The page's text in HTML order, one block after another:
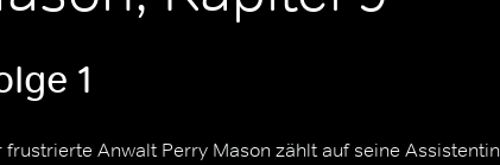
1
frustrierte Anwalt Perry Mason zählt auf seine Assistentin